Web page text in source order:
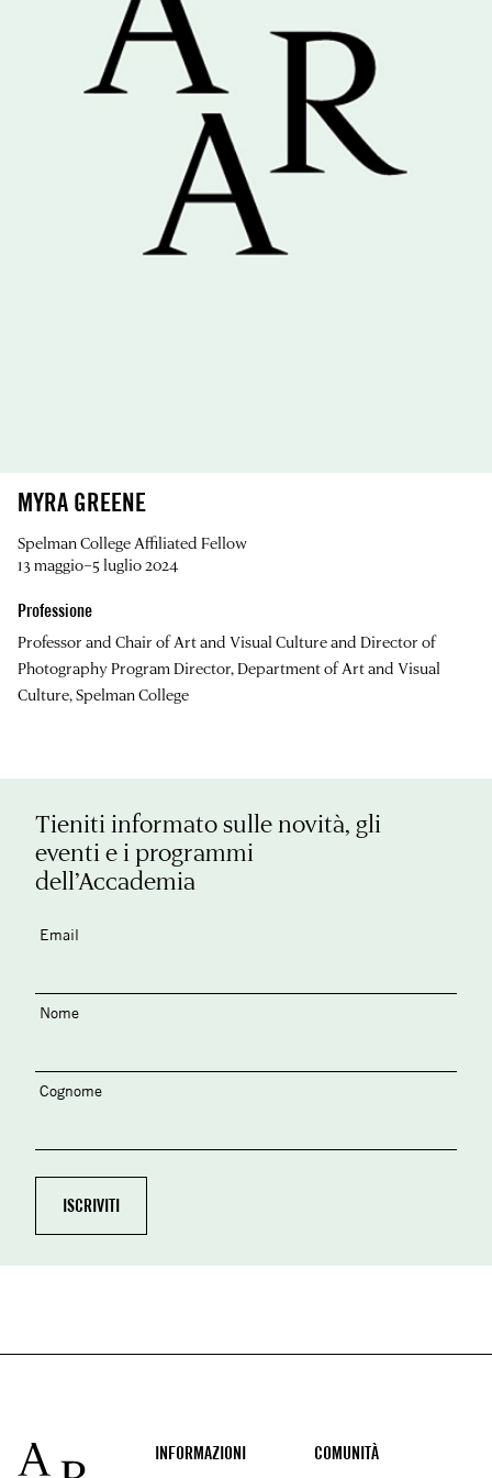
MYRA GREENE
Spelman College Affiliated Fellow
13 maggio–5 luglio 2024
Professione
Professor and Chair of Art and Visual Culture and Director of
Photography Program Director, Department of Art and Visual
Culture, Spelman College
Tieniti informato sulle novità, gli
eventi e i programmi
dell’Accademia
Email
Nome
Cognome
Footer
INFORMAZIONI COMUNITÀ